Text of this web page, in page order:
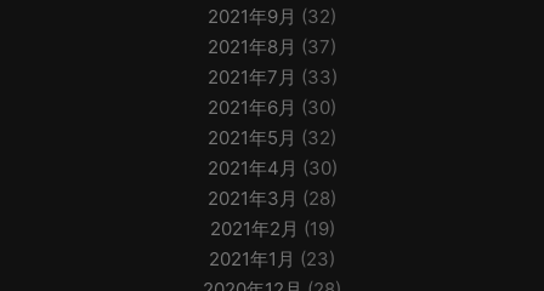
2021年9月 (32)
2021年8月 (37)
2021年7月 (33)
2021年6月 (30)
2021年5月 (32)
2021年4月 (30)
2021年3月 (28)
2021年2月 (19)
2021年1月 (23)